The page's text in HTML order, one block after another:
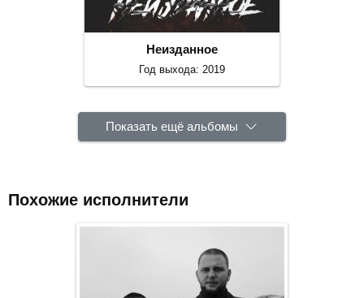
Неизданное
Год выхода: 2019
Показать ещё альбомы
Похожие исполнители